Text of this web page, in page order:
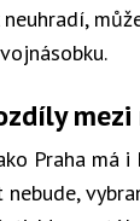
Praha má i
nebude,